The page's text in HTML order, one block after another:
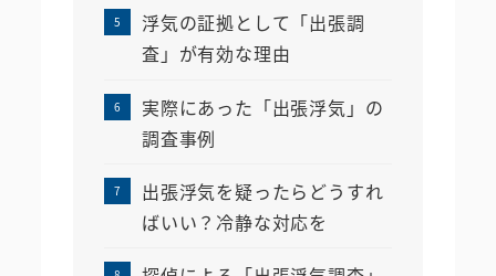
浮気の証拠として「出張調
査」が有効な理由
実際にあった「出張浮気」の
調査事例
出張浮気を疑ったらどうすれ
ばいい？冷静な対応を